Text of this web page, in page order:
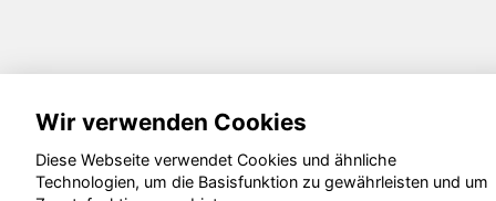
Wir verwenden Cookies
Diese Webseite verwendet Cookies und ähnliche
Technologien, um die Basisfunktion zu gewährleisten und um